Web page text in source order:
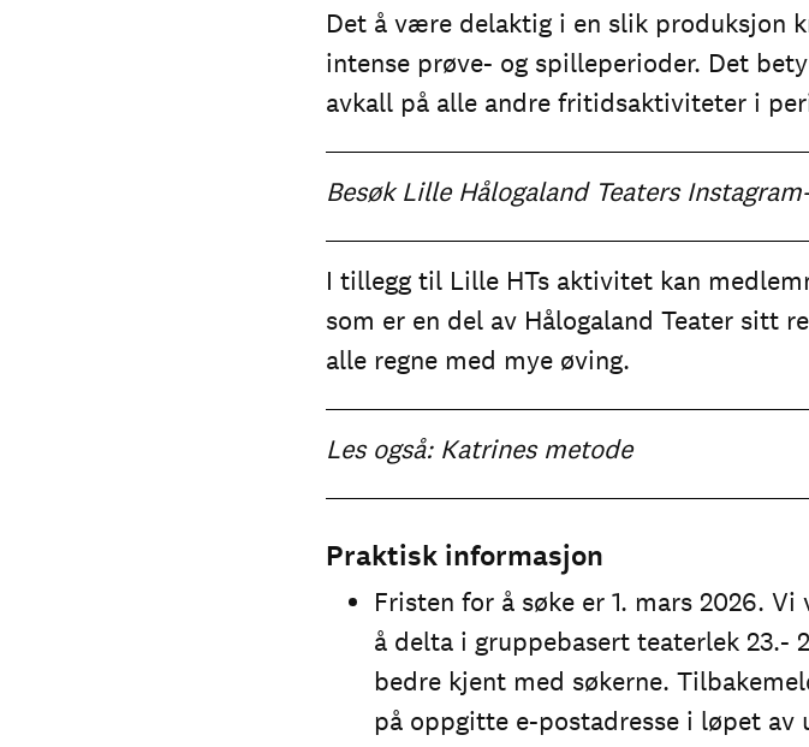
Det å være delaktig i en slik produksjon
intense prøve- og spilleperioder. Det
avkall på alle andre fritidsaktiviteter i
Besøk Lille Hålogaland Teaters
I tillegg til Lille HTs aktivitet kan
som er en del av Hålogaland Teater sitt
alle regne med mye øving.
Les også: Katrines metode
Praktisk informasjon
Fristen for å søke er 1. mars 2026.
å delta i gruppebasert teaterlek
bedre kjent med søkerne.
på oppgitte e-postadresse i løpet av